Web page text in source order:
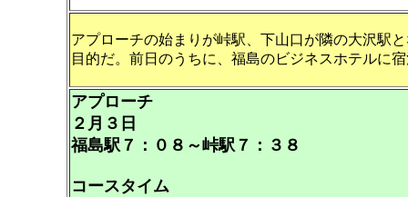
アプローチの始まりが峠駅、下山口が隣の大沢駅
目的だ。前日のうちに、福島のビジネスホテルに
アプローチ
２月３日
福島駅７：０８～峠駅７：３８
コースタイム